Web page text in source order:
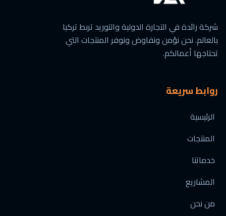
شركة رائدة في التجارة الدولية والتوريد تربط تركيا
بالعالم. نحن نؤمن ونفاوض ونوفر المنتجات التي
تحتاجها أعمالكم.
روابط سريعة
الرئيسية
المنتجات
خدماتنا
المشاريع
من نحن